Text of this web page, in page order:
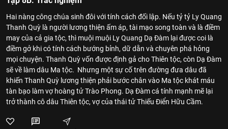
Hai nàng công chúa sinh đôi với tính cách đối lập. Nếu tỷ tỷ Ly Quang
Thanh Quỳ là người lương thiện ấm áp, tài mạo song toàn và là điềm
may của cả gia tộc, thì muội muội Ly Quang Dạ Đàm lại được coi là
điềm gở khi có tính cách bướng bỉnh, dữ dằn và chuyên phá hỏng
mọi chuyện. Thanh Quỳ vốn được định gả cho Thiên tộc, còn Dạ Đàm
sẽ về làm dâu Ma tộc. Nhưng một sự cố trên đường đưa dâu đã
khiến Thanh Quỳ lương thiện phải bước chân vào Ma tộc khát máu
tàn bạo làm vợ hoàng tử Trào Phong. Dạ Đàm cá tính mạnh mẽ lại
trở thành cô dâu Thiên tộc, vợ của thái tử Thiếu Điển Hữu Cầm.